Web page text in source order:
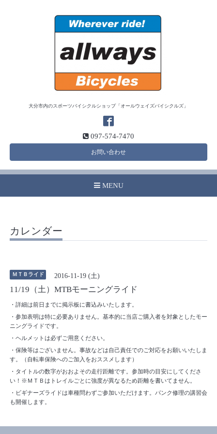
大分市内のスポーツバイシクルショップ「オールウェイズバイシクルズ」
097-574-7470
お問い合わせ
MENU
カレンダー
ＭＴＢライド 2016-11-19 (土)
11/19（土）MTBモーニングライド
・詳細は前日までに掲示板に書込みいたします。
・参加表明は特に必要ありません。基本的に当店ご購入者を対象としたモー
ニングライドです。
・ヘルメットは必ずご用意ください。
・保険等はございません。事故などは自己責任でのご対応をお願いいたしま
す。（自転車保険へのご加入をおススメします）
・タイトルの数字がおおよその走行距離です。参加時の目安にしてくださ
い！※ＭＴＢはトレイルごとに強度が異なるため距離を書いてません。
・ビギナーズライドは車種問わずご参加いただけます。パンク修理の講習会
も開催します。